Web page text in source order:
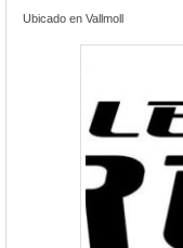
Ubicado en Vallmoll